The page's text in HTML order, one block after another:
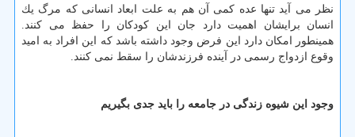
نظر می آید تنها عده كمی آن هم به علت ابعاد انسانی كه مرگ یك
انسان برایشان اهمیت دارد جان این كودكان را حفظ می كنند.
همینطور امكان دارد این فرض وجود داشته باشد كه این افراد به امید
وقوع ازدواج رسمی در آینده فرزندشان را سقط نمی كنند.
وجود این شیوه زندگی در جامعه را باید جدی بگیریم